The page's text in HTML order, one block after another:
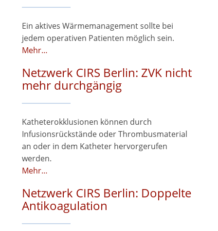
Ein aktives Wärmemanagement sollte bei
jedem operativen Patienten möglich sein.
Mehr…
Netzwerk CIRS Berlin: ZVK nicht
mehr durchgängig
Katheterokklusionen können durch
Infusionsrückstände oder Thrombusmaterial
an oder in dem Katheter hervorgerufen
werden.
Mehr…
Netzwerk CIRS Berlin: Doppelte
Antikoagulation